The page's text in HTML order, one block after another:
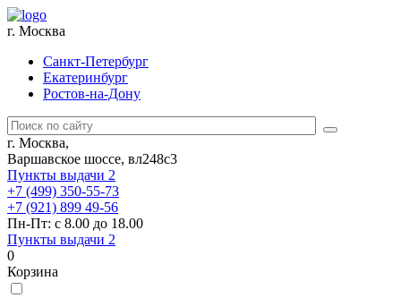
г. Москва
Санкт-Петербург
Екатеринбург
Ростов-на-Дону
г. Москва,
Варшавское шоссе, вл248с3
Пункты выдачи 2
+7 (499) 350-55-73
+7 (921) 899 49-56
Пн-Пт: с 8.00 до 18.00
Пункты выдачи 2
0
Корзина